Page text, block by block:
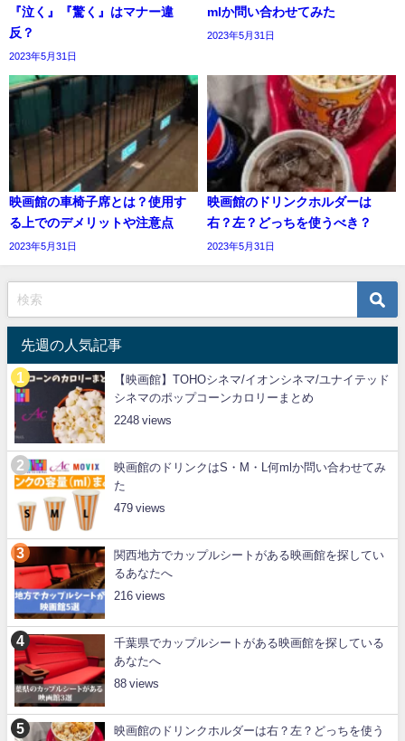
『泣く』『驚く』はマナー違
反？
2023年5月31日
mlか問い合わせてみた
2023年5月31日
映画館の車椅子席とは？使用す
る上でのデメリットや注意点
2023年5月31日
映画館のドリンクホルダーは
右？左？どっちを使うべき？
2023年5月31日
先週の人気記事
【映画館】TOHOシネマ/イオンシネマ/ユナイテッド
シネマのポップコーンカロリーまとめ
2248
映画館のドリンクはS・M・L何mlか問い合わせてみ
た
479
関西地方でカップルシートがある映画館を探してい
るあなたへ
216
千葉県でカップルシートがある映画館を探している
あなたへ
88
映画館のドリンクホルダーは右？左？どっちを使う